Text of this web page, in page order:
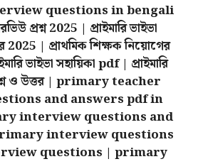
questions in bengali
প্রশ্ন 2025 | প্রাইমারি ভাইভা
2025 | প্রাথমিক শিক্ষক নিয়োগের
ভাইভা সহায়িকা pdf | প্রাইমারি
ও উত্তর | primary teacher
and answers pdf in
interview questions and
interview questions
questions | primary